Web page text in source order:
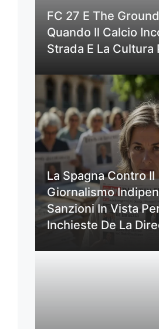
FC 27 E The
Quando Il Calcio
Strada E La Cultura
La Spagna Contro Il
Giornalismo
Sanzioni In Vista
Inchieste De La